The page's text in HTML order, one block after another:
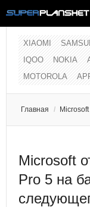
XIAOMI
IQOO
NOKIA
MOTOROLA
Главная / Microsoft
Microsoft
Pro 5 на